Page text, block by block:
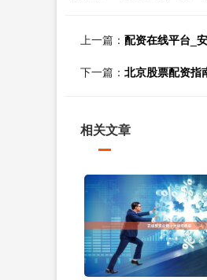
上一篇： 配资在线平台_
下一篇： 北京股票配资指
相关文章